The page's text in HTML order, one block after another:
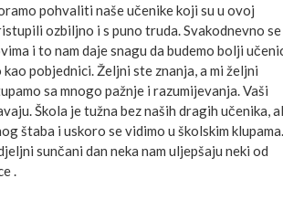
pohvaliti naše učenike koji su u ovoj
ozbiljno i s puno truda. Svakodnevno se
i to nam daje snagu da budemo bolji
pobjednici. Željni ste znanja, a mi željni
sa mnogo pažnje i razumijevanja. Vaši
Škola je tužna bez naših dragih učenika,
štaba i uskoro se vidimo u školskim klupama.
sunčani dan neka nam uljepšaju neki od
.